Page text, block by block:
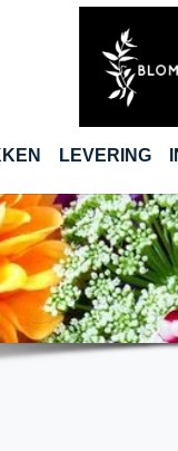
LEVERING